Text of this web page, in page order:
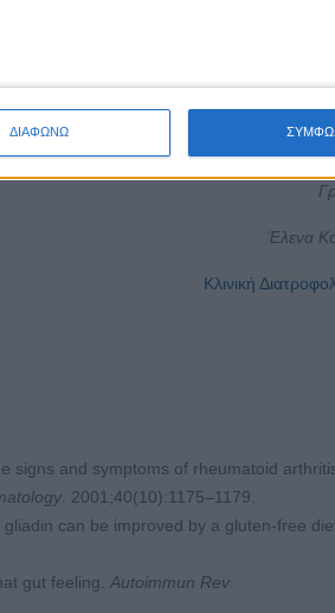
ΔΙΑΦΩΝΩ
σύμμαχο
καθοδήγηση ειδικού, μπορεί να προσφέρει
παρεμβάσεις αλλά σε όσους
Έλενα
Κλινική
signs and symptoms of rheumatoid
. 2001;40(10):1175–1179.
can be improved by a gluten-free
gut feeling. Autoimmun Rev.